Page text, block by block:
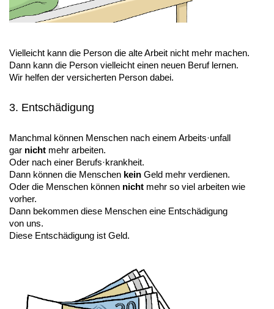
Vielleicht kann die Person die alte Arbeit nicht mehr machen.
Dann kann die Person vielleicht einen neuen Beruf lernen.
Wir helfen der versicherten Person dabei.
3. Entschädigung
Manchmal können Menschen nach einem Arbeits·unfall
gar nicht mehr arbeiten.
Oder nach einer Berufs·krankheit.
Dann können die Menschen kein Geld mehr verdienen.
Oder die Menschen können nicht mehr so viel arbeiten wie
vorher.
Dann bekommen diese Menschen eine Entschädigung
von uns.
Diese Entschädigung ist Geld.